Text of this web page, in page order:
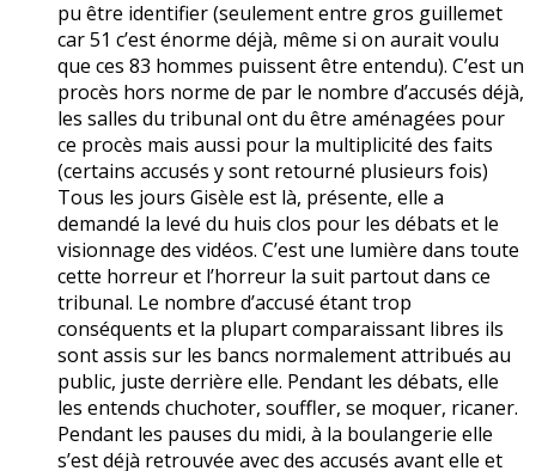
pu être identifier (seulement entre gros guillemet
car 51 c’est énorme déjà, même si on aurait voulu
que ces 83 hommes puissent être entendu). C’est un
procès hors norme de par le nombre d’accusés déjà,
les salles du tribunal ont du être aménagées pour
ce procès mais aussi pour la multiplicité des faits
(certains accusés y sont retourné plusieurs fois)
Tous les jours Gisèle est là, présente, elle a
demandé la levé du huis clos pour les débats et le
visionnage des vidéos. C’est une lumière dans toute
cette horreur et l’horreur la suit partout dans ce
tribunal. Le nombre d’accusé étant trop
conséquents et la plupart comparaissant libres ils
sont assis sur les bancs normalement attribués au
public, juste derrière elle. Pendant les débats, elle
les entends chuchoter, souffler, se moquer, ricaner.
Pendant les pauses du midi, à la boulangerie elle
s’est déjà retrouvée avec des accusés avant elle et